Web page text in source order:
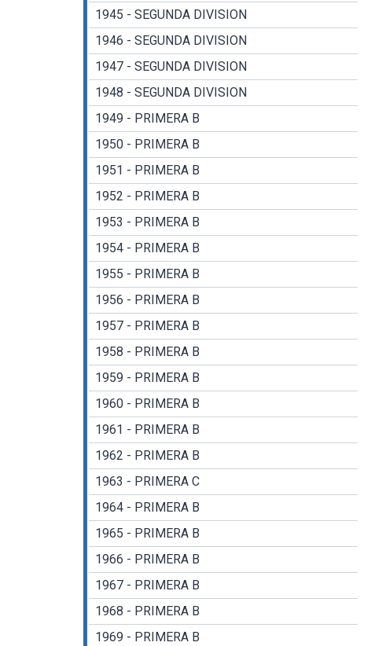
1945 - SEGUNDA DIVISION
1946 - SEGUNDA DIVISION
1947 - SEGUNDA DIVISION
1948 - SEGUNDA DIVISION
1949 - PRIMERA B
1950 - PRIMERA B
1951 - PRIMERA B
1952 - PRIMERA B
1953 - PRIMERA B
1954 - PRIMERA B
1955 - PRIMERA B
1956 - PRIMERA B
1957 - PRIMERA B
1958 - PRIMERA B
1959 - PRIMERA B
1960 - PRIMERA B
1961 - PRIMERA B
1962 - PRIMERA B
1963 - PRIMERA C
1964 - PRIMERA B
1965 - PRIMERA B
1966 - PRIMERA B
1967 - PRIMERA B
1968 - PRIMERA B
1969 - PRIMERA B